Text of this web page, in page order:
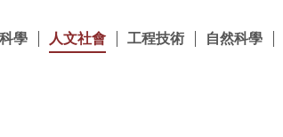
學 人文社會 工程技術 自然科學